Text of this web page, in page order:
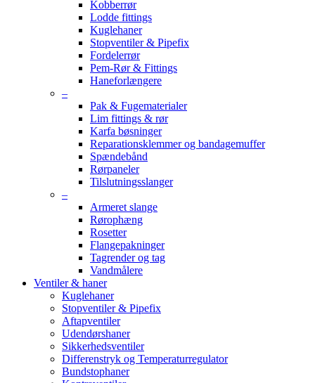
Kobberrør
Lodde fittings
Kuglehaner
Stopventiler & Pipefix
Fordelerrør
Pem-Rør & Fittings
Haneforlængere
–
Pak & Fugematerialer
Lim fittings & rør
Karfa bøsninger
Reparationsklemmer og bandagemuffer
Spændebånd
Rørpaneler
Tilslutningsslanger
–
Armeret slange
Rørophæng
Rosetter
Flangepakninger
Tagrender og tag
Vandmålere
Ventiler & haner
Kuglehaner
Stopventiler & Pipefix
Aftapventiler
Udendørshaner
Sikkerhedsventiler
Differenstryk og Temperaturregulator
Bundstophaner